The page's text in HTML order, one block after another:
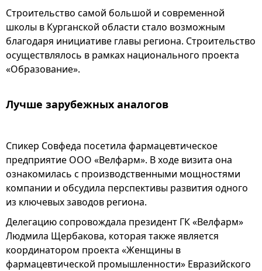
Строительство самой большой и современной
школы в Курганской области стало возможным
благодаря инициативе главы региона. Строительство
осуществлялось в рамках национального проекта
«Образование».
Лучше зарубежных аналогов
Спикер Совфеда посетила фармацевтическое
предприятие ООО «Велфарм». В ходе визита она
ознакомилась с производственными мощностями
компании и обсудила перспективы развития одного
из ключевых заводов региона.
Делегацию сопровождала президент ГК «Велфарм»
Людмила Щербакова, которая также является
координатором проекта «Женщины в
фармацевтической промышленности» Евразийского